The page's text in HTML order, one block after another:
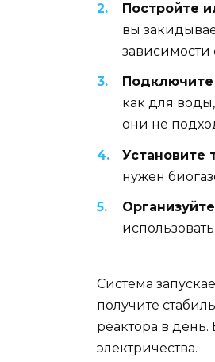
Постройте
вы
зависимости
Подключите
как для
они не
Установите
нужен
Система
получите
реактора в день.
электричества.